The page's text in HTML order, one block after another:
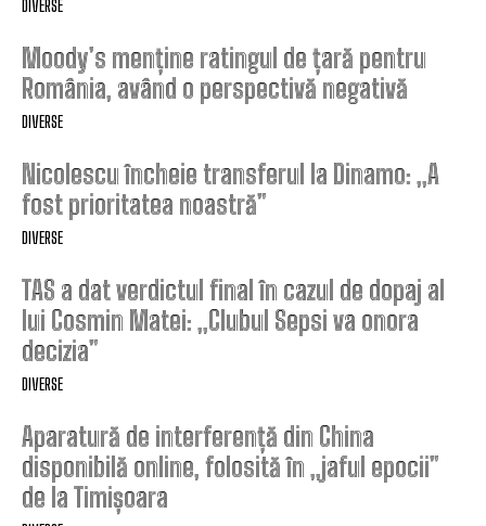
DIVERSE
Moody’s menține ratingul de țară pentru
România, având o perspectivă negativă
DIVERSE
Nicolescu încheie transferul la Dinamo: „A
fost prioritatea noastră”
DIVERSE
TAS a dat verdictul final în cazul de dopaj al
lui Cosmin Matei: „Clubul Sepsi va onora
decizia”
DIVERSE
Aparatură de interferență din China
disponibilă online, folosită în „jaful epocii”
de la Timișoara